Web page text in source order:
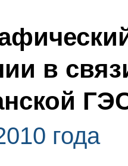
в
года